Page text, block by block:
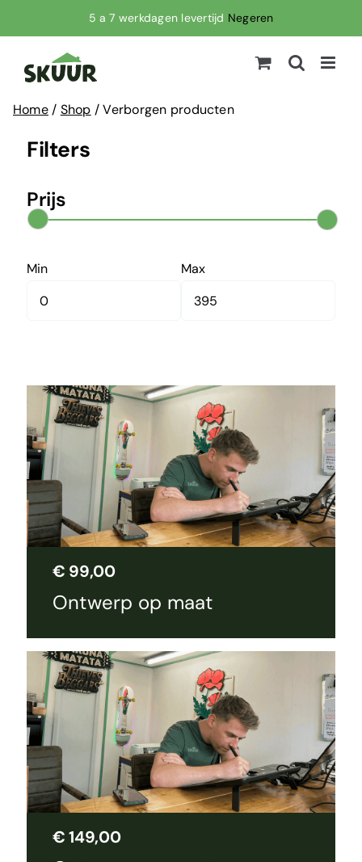
5 a 7 werkdagen levertijd Negeren
naar
Home/ Shop /Verborgen producten
Filters
Prijs
Min Max
€ 99,00
Ontwerp op maat
€149,00